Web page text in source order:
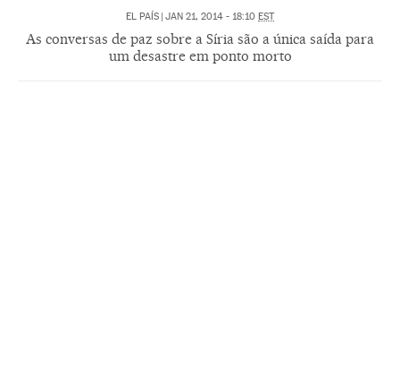
EL PAÍS | JAN 21, 2014 - 18:10 EST
As conversas de paz sobre a Síria são a única saída para
um desastre em ponto morto